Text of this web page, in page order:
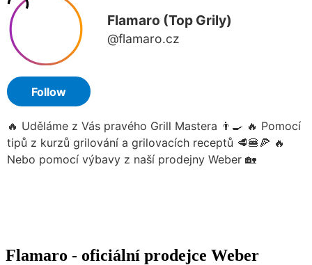
Flamaro - oficiální prodejce Weber